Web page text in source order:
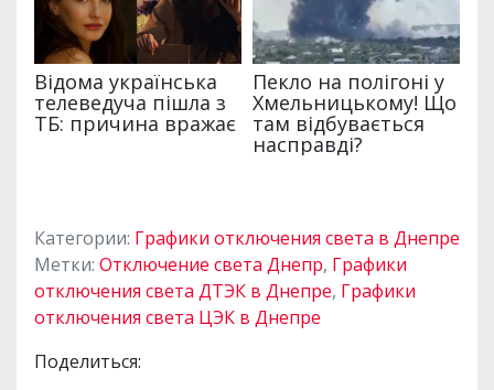
Категории: Графики отключения света в Днепре
Метки: Отключение света Днепр, Графики
отключения света ДТЭК в Днепре, Графики
отключения света ЦЭК в Днепре
Поделиться: